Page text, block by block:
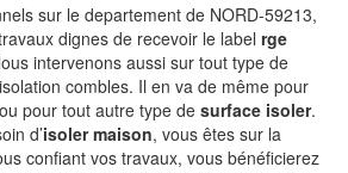
sur le departement de NORD-59213,
dignes de recevoir le label rge
intervenons aussi sur tout type de
combles. Il en va de même pour
pour tout autre type de surface isoler.
d’isoler maison, vous êtes sur la
confiant vos travaux, vous bénéficierez